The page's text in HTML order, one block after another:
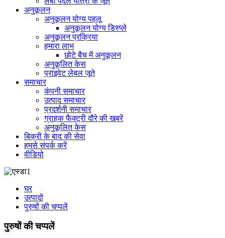
अनुकूलन
अनुकूलन योग्य पहलू
अनुकूलन योग्य डिस्प्ले
अनुकूलन प्रक्रिया
हमारा लाभ
छोटे बैच में अनुकूलन
अनुकूलित केस
प्राइवेट लेबल जूते
समाचार
कंपनी समाचार
उत्पाद समाचार
प्रदर्शनी समाचार
ग्राहक फैक्ट्री दौरे की खबरें
अनुकूलित केस
बिक्री के बाद की सेवा
हमसे संपर्क करें
वीडियो
घर
उत्पादों
पुरुषों की चप्पलें
पुरुषों की चप्पलें